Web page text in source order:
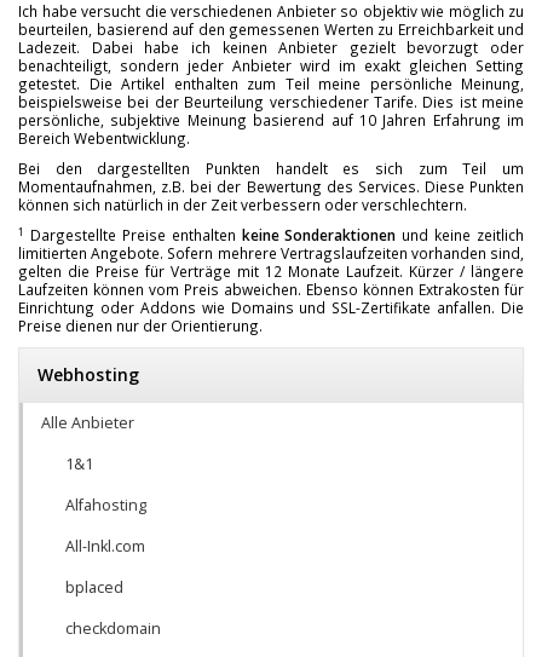
Ich habe versucht die verschiedenen Anbieter so objektiv wie möglich zu
beurteilen, basierend auf den gemessenen Werten zu Erreichbarkeit und
Ladezeit. Dabei habe ich keinen Anbieter gezielt bevorzugt oder
benachteiligt, sondern jeder Anbieter wird im exakt gleichen Setting
getestet. Die Artikel enthalten zum Teil meine persönliche Meinung,
beispielsweise bei der Beurteilung verschiedener Tarife. Dies ist meine
persönliche, subjektive Meinung basierend auf 10 Jahren Erfahrung im
Bereich Webentwicklung.
Bei den dargestellten Punkten handelt es sich zum Teil um
Momentaufnahmen, z.B. bei der Bewertung des Services. Diese Punkten
können sich natürlich in der Zeit verbessern oder verschlechtern.
1 Dargestellte Preise enthalten keine Sonderaktionen und keine zeitlich
limitierten Angebote. Sofern mehrere Vertragslaufzeiten vorhanden sind,
gelten die Preise für Verträge mit 12 Monate Laufzeit. Kürzer / längere
Laufzeiten können vom Preis abweichen. Ebenso können Extrakosten für
Einrichtung oder Addons wie Domains und SSL-Zertifikate anfallen. Die
Preise dienen nur der Orientierung.
Webhosting
Alle Anbieter
1&1
Alfahosting
All-Inkl.com
bplaced
checkdomain